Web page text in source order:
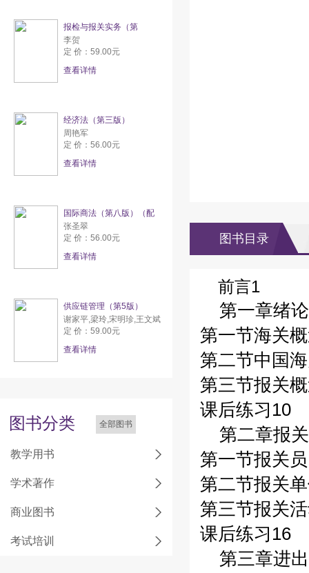
报检与报关实务（第
李贺
定 价：59.00元
查看详情
经济法（第三版）
周艳军
定 价：56.00元
查看详情
国际商法（第八版）（配
张圣翠
定 价：56.00元
查看详情
供应链管理（第5版）
谢家平,梁玲,宋明珍,王文斌
定 价：59.00元
查看详情
图书分类 全部图书
教学用书
学术著作
商业图书
考试培训
图书目录
前言1
第一章绪
第一节海关
第二节中国
第三节报关
课后练习10
第二章报
第一节报关
第二节报关
第三节报关
课后练习16
第三章进